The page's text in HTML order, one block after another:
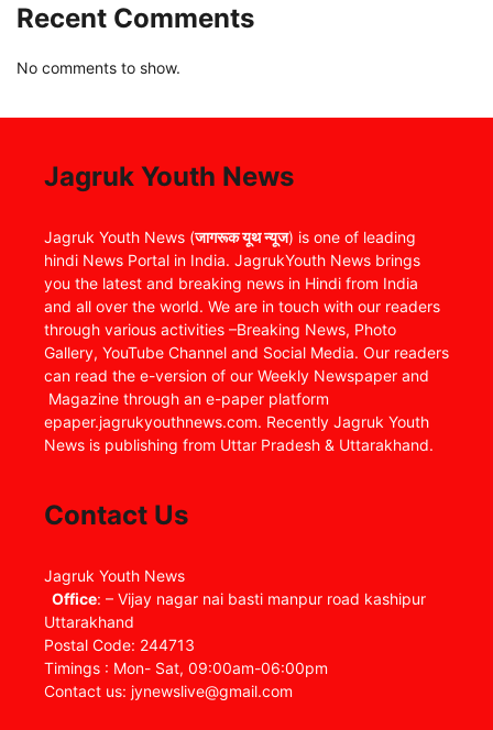
Recent Comments
No comments to show.
Jagruk Youth News
Jagruk Youth News (जागरूक यूथ न्यूज) is one of leading
hindi News Portal in India. JagrukYouth News brings
you the latest and breaking news in Hindi from India
and all over the world. We are in touch with our readers
through various activities –Breaking News, Photo
Gallery, YouTube Channel and Social Media. Our readers
can read the e-version of our Weekly Newspaper and
Magazine through an e-paper platform
epaper.jagrukyouthnews.com. Recently Jagruk Youth
News is publishing from Uttar Pradesh & Uttarakhand.
Contact Us
Jagruk Youth News
Office: – Vijay nagar nai basti manpur road kashipur
Uttarakhand
Postal Code: 244713
Timings : Mon- Sat, 09:00am-06:00pm
Contact us: jynewslive@gmail.com